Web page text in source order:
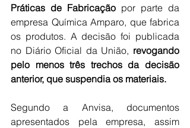
Práticas de Fabricação por parte da
empresa Química Amparo, que fabrica
os produtos. A decisão foi publicada
no Diário Oficial da União, revogando
pelo menos três trechos da decisão
anterior, que suspendia os materiais.
Segundo a Anvisa, documentos
apresentados pela empresa, assim